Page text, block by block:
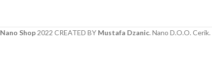
Nano Shop 2022 CREATED BY Mustafa Dzanic. Nano D.O.O. Cerik.